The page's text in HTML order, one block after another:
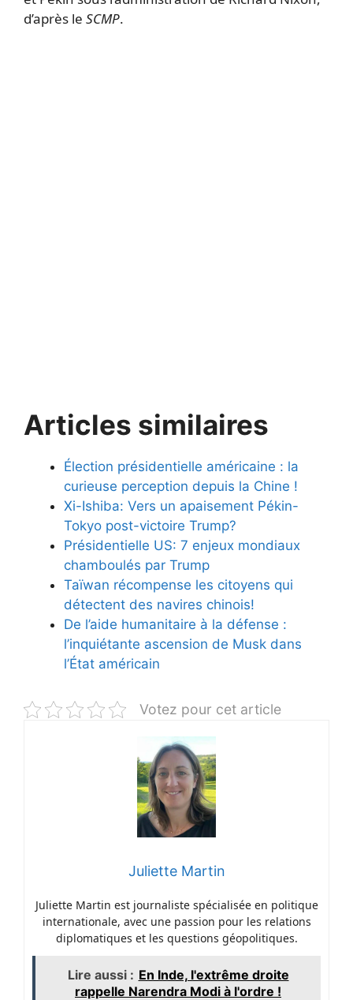
d’après le SCMP.
Articles similaires
Élection présidentielle américaine : la
curieuse perception depuis la Chine !
Xi-Ishiba: Vers un apaisement Pékin-
Tokyo post-victoire Trump?
Présidentielle US: 7 enjeux mondiaux
chamboulés par Trump
Taïwan récompense les citoyens qui
détectent des navires chinois!
De l’aide humanitaire à la défense :
l’inquiétante ascension de Musk dans
l’État américain
Votez pour cet article
Juliette Martin
Juliette Martin est journaliste spécialisée en politique
internationale, avec une passion pour les relations
diplomatiques et les questions géopolitiques.
Lire aussi : En Inde, l'extrême droite
rappelle Narendra Modi à l'ordre !